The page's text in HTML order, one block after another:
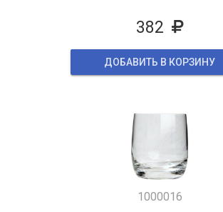
382
ДОБАВИТЬ В КОРЗИНУ
1000016